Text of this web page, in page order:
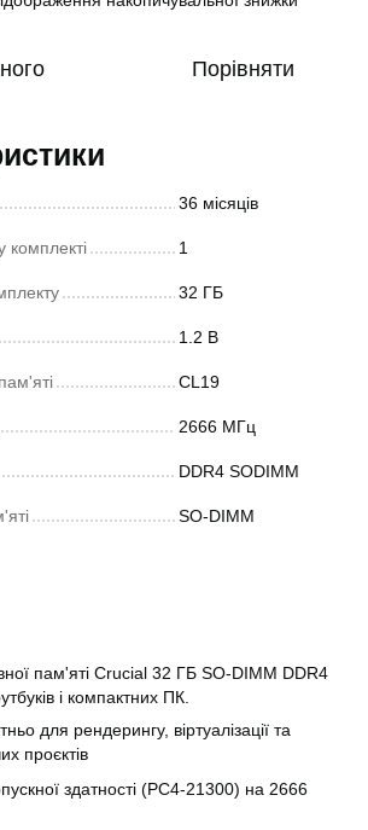
Порівняти
36 місяців
комплекті 1
32 ГБ
1.2 В
CL19
2666 МГц
DDR4 SODIMM
SO-DIMM
пам'яті Crucial 32 ГБ SO-DIMM DDR4
і компактних ПК.
для рендерингу, віртуалізації та
проєктів
здатності (PC4-21300) на 2666